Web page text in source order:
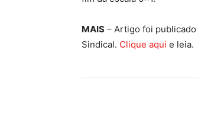
MAIS – Artigo foi
Sindical. Clique aqui e leia.